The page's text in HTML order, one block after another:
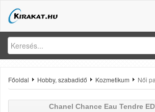
Főoldal Hobby, szabadidő Kozmetikum Női
Chanel Chance Eau Tendre